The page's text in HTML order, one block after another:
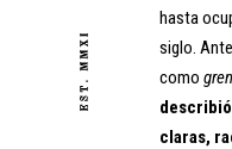
hasta
siglo.
como
claras,